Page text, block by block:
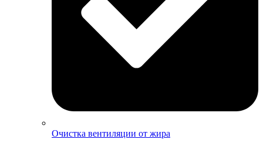
Очистка вентиляции от жира